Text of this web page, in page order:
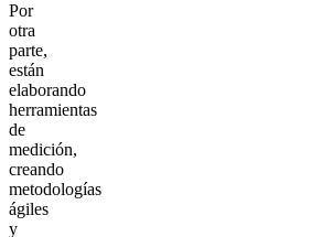
Por
otra
parte,
están
elaborando
herramientas
de
medición,
creando
metodologías
ágiles
y